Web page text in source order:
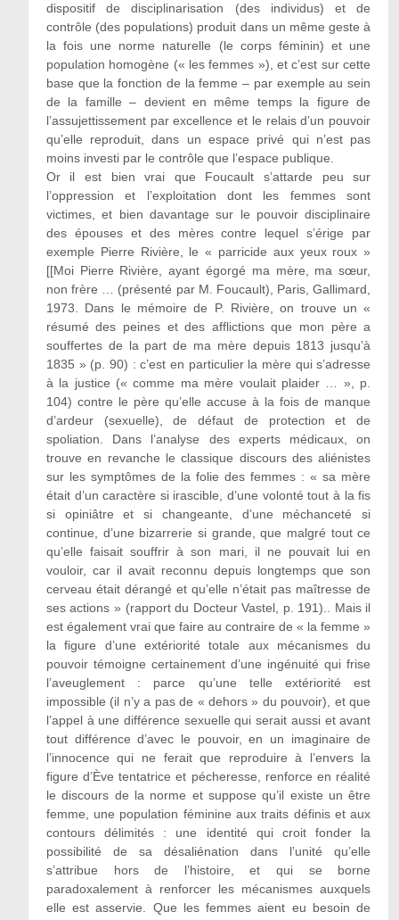
dispositif de disciplinarisation (des individus) et de
contrôle (des populations) produit dans un même geste à
la fois une norme naturelle (le corps féminin) et une
population homogène (« les femmes »), et c’est sur cette
base que la fonction de la femme – par exemple au sein
de la famille – devient en même temps la figure de
l’assujettissement par excellence et le relais d’un pouvoir
qu’elle reproduit, dans un espace privé qui n’est pas
moins investi par le contrôle que l’espace publique.
Or il est bien vrai que Foucault s’attarde peu sur
l’oppression et l’exploitation dont les femmes sont
victimes, et bien davantage sur le pouvoir disciplinaire
des épouses et des mères contre lequel s’érige par
exemple Pierre Rivière, le « parricide aux yeux roux »
[[Moi Pierre Rivière, ayant égorgé ma mère, ma sœur,
non frère … (présenté par M. Foucault), Paris, Gallimard,
1973. Dans le mémoire de P. Rivière, on trouve un «
résumé des peines et des afflictions que mon père a
souffertes de la part de ma mère depuis 1813 jusqu’à
1835 » (p. 90) : c’est en particulier la mère qui s’adresse
à la justice (« comme ma mère voulait plaider … », p.
104) contre le père qu’elle accuse à la fois de manque
d’ardeur (sexuelle), de défaut de protection et de
spoliation. Dans l’analyse des experts médicaux, on
trouve en revanche le classique discours des aliénistes
sur les symptômes de la folie des femmes : « sa mère
était d’un caractère si irascible, d’une volonté tout à la fis
si opiniâtre et si changeante, d’une méchanceté si
continue, d’une bizarrerie si grande, que malgré tout ce
qu’elle faisait souffrir à son mari, il ne pouvait lui en
vouloir, car il avait reconnu depuis longtemps que son
cerveau était dérangé et qu’elle n’était pas maîtresse de
ses actions » (rapport du Docteur Vastel, p. 191).. Mais il
est également vrai que faire au contraire de « la femme »
la figure d’une extériorité totale aux mécanismes du
pouvoir témoigne certainement d’une ingénuité qui frise
l’aveuglement : parce qu’une telle extériorité est
impossible (il n’y a pas de « dehors » du pouvoir), et que
l’appel à une différence sexuelle qui serait aussi et avant
tout différence d’avec le pouvoir, en un imaginaire de
l’innocence qui ne ferait que reproduire à l’envers la
figure d’Ève tentatrice et pécheresse, renforce en réalité
le discours de la norme et suppose qu’il existe un être
femme, une population féminine aux traits définis et aux
contours délimités : une identité qui croit fonder la
possibilité de sa désaliénation dans l’unité qu’elle
s’attribue hors de l’histoire, et qui se borne
paradoxalement à renforcer les mécanismes auxquels
elle est asservie. Que les femmes aient eu besoin de